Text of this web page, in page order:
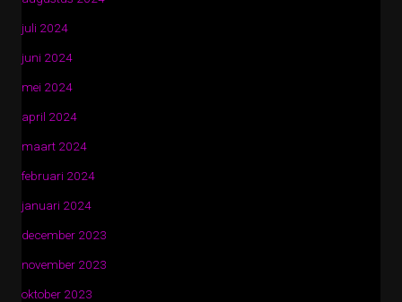
juli 2024
juni 2024
mei 2024
april 2024
maart 2024
februari 2024
januari 2024
december 2023
november 2023
oktober 2023